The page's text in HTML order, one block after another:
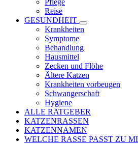
Pflege
Reise
GESUNDHEIT
Krankheiten
Symptome
Behandlung
Hausmittel
Zecken und Flöhe
Ältere Katzen
Krankheiten vorbeugen
Schwangerschaft
Hygiene
ALLE RATGEBER
KATZENRASSEN
KATZENNAMEN
WELCHE RASSE PASST ZU